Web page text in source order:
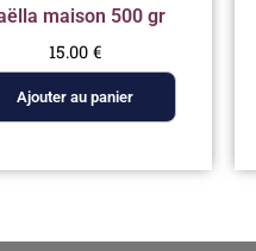
maison 500 gr
15.00€
Ajouter au panier